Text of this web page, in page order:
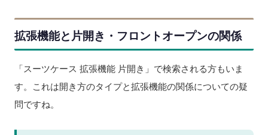
拡張機能と片開き・フロントオープンの関係
「スーツケース 拡張機能 片開き」で検索される方もいま
す。これは開き方のタイプと拡張機能の関係についての疑
問ですね。